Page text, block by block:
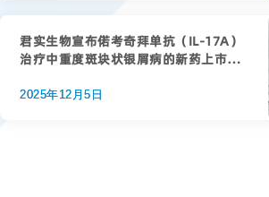
君实生物宣布偌考奇拜单抗（IL-17A）
治疗中重度斑块状银屑病的新药上市申
2025年12月5日